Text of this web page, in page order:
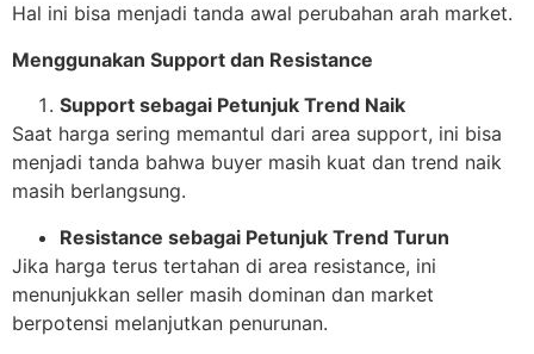
Hal ini bisa menjadi tanda awal perubahan arah market.
Menggunakan Support dan Resistance
Support sebagai Petunjuk Trend Naik
Saat harga sering memantul dari area support, ini bisa
menjadi tanda bahwa buyer masih kuat dan trend naik
masih berlangsung.
Resistance sebagai Petunjuk Trend Turun
Jika harga terus tertahan di area resistance, ini
menunjukkan seller masih dominan dan market
berpotensi melanjutkan penurunan.